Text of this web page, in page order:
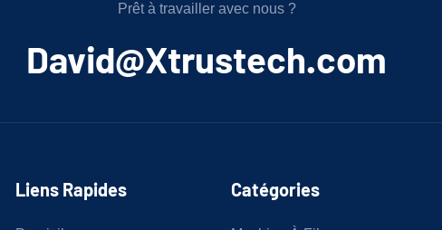
Prêt à travailler avec nous ?
﻿David@Xtrustech.com
Liens Rapides Catégories